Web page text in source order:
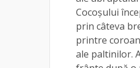
Cocoşului
prin câteva
printre
ale paltinilor.